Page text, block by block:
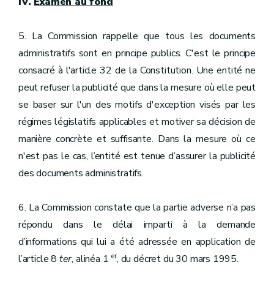
5. La Commission rappelle que tous les documents
administratifs sont en principe publics. C'est le principe
consacré à l'article 32 de la Constitution. Une entité ne
peut refuser la publicité que dans la mesure où elle peut
se baser sur l'un des motifs d'exception visés par les
régimes législatifs applicables et motiver sa décision de
manière concrète et suffisante. Dans la mesure où ce
n'est pas le cas, l’entité est tenue d’assurer la publicité
des documents administratifs.
6. La Commission constate que la partie adverse n’a pas
répondu dans le délai imparti à la demande
d’informations qui lui a été adressée en application de
l’article 8 ter, alinéa 1 er, du décret du 30 mars 1995.